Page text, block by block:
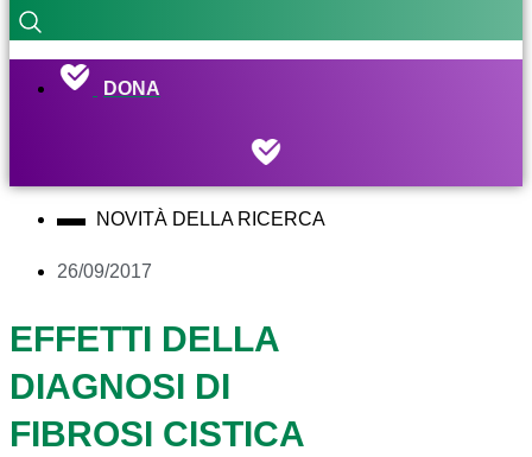
DONA
NOVITÀ DELLA RICERCA
26/09/2017
EFFETTI DELLA
DIAGNOSI DI
FIBROSI CISTICA